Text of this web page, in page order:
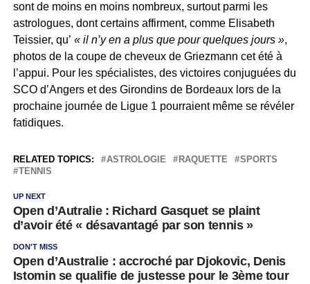
sont de moins en moins nombreux, surtout parmi les
astrologues, dont certains affirment, comme Elisabeth
Teissier, qu’ « il n’y en a plus que pour quelques jours »,
photos de la coupe de cheveux de Griezmann cet été à
l’appui. Pour les spécialistes, des victoires conjuguées du
SCO d’Angers et des Girondins de Bordeaux lors de la
prochaine journée de Ligue 1 pourraient même se révéler
fatidiques.
RELATED TOPICS: ASTROLOGIE RAQUETTE
SPORTS
TENNIS
UP NEXT
Open d’Autralie : Richard Gasquet se plaint
d’avoir été « désavantagé par son tennis »
DON'T MISS
Open d’Australie : accroché par Djokovic, Denis
Istomin se qualifie de justesse pour le 3ème tour